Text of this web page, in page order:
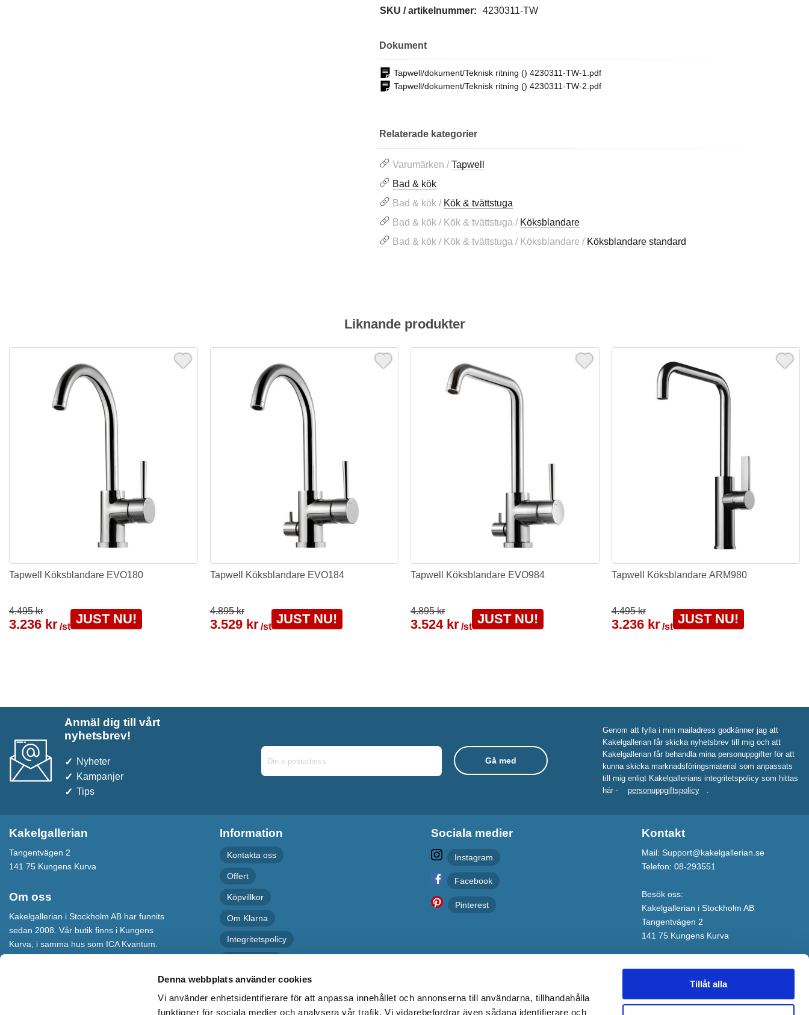
Denna webbplats använder cookies
Vi använder enhetsidentifierare för att anpassa innehållet och annonserna till användarna, tillhandahålla
funktioner för sociala medier och analysera vår trafik. Vi vidarebefordrar även sådana identifierare och
Tillåt alla
SKU / artikelnummer: 4230311-TW
Dokument
Tapwell/dokument/Teknisk ritning () 4230311-TW-1.pdf
Tapwell/dokument/Teknisk ritning () 4230311-TW-2.pdf
Relaterade kategorier
Varumärken /Tapwell
Bad & kök
Bad & kök / Kök & tvättstuga
Bad & kök / Kök & tvättstuga / Köksblandare
Bad & kök / Kök & tvättstuga / Köksblandare / Köksblandare standard
Liknande produkter
Tapwell Köksblandare EVO180
4.495 kr
3.236 kr/st
JUST NU!
Tapwell Köksblandare EVO184
4.895 kr
3.529 kr /st
JUST NU!
Tapwell Köksblandare EVO984
4.895 kr
3.524 kr/st
JUST NU!
Tapwell Köksblandare ARM980
4.495 kr
3.236 kr /st
JUST NU!
Anmäl dig till vårt
nyhetsbrev!
Nyheter
Kampanjer
Tips
Genom att fylla i min mailadress godkänner jag att
Kakelgallerian får skicka nyhetsbrev till mig och att
Kakelgallerian får behandla mina personuppgifter för att
kunna skicka marknadsföringsmaterial som anpassats
till mig enligt Kakelgallerians integritetspolicy som hittas
här -
personuppgiftspolicy .
Kakelgallerian
Tangentvägen 2
141 75 Kungens Kurva
Om oss
Kakelgallerian i Stockholm AB har funnits
sedan 2008. Vår butik finns i Kungens
Kurva, i samma hus som ICA Kvantum.
Information
Kontakta oss
Offert
Köpvillkor
Om Klarna
Integritetspolicy
Sociala medier
Instagram
Facebook
Pinterest
Kontakt
Mail: Support@kakelgallerian.se
Telefon: 08-293551
Besök oss:
Kakelgallerian i Stockholm AB
Tangentvägen 2
141 75 Kungens Kurva